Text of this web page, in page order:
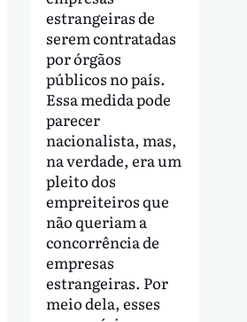
estrangeiras de
serem contratadas
por órgãos
públicos no país.
Essa medida pode
parecer
nacionalista, mas,
na verdade, era um
pleito dos
empreiteiros que
não queriam a
concorrência de
empresas
estrangeiras. Por
meio dela, esses